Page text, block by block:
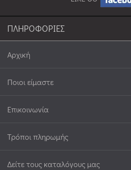
ΠΛΗΡΟΦΟΡΙΕΣ
Αρχική
Ποιοι είμαστε
Επικοινωνία
Τρόποι πληρωμής
Δείτε τους καταλόγους μας